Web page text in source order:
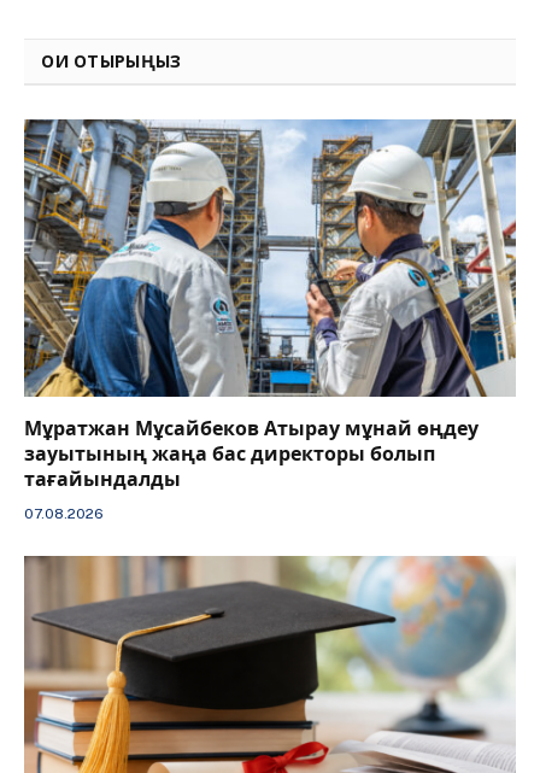
ОҚИ ОТЫРЫҢЫЗ
Мұратжан Мұсайбеков Атырау мұнай өңдеу
зауытының жаңа бас директоры болып
тағайындалды
07.08.2026